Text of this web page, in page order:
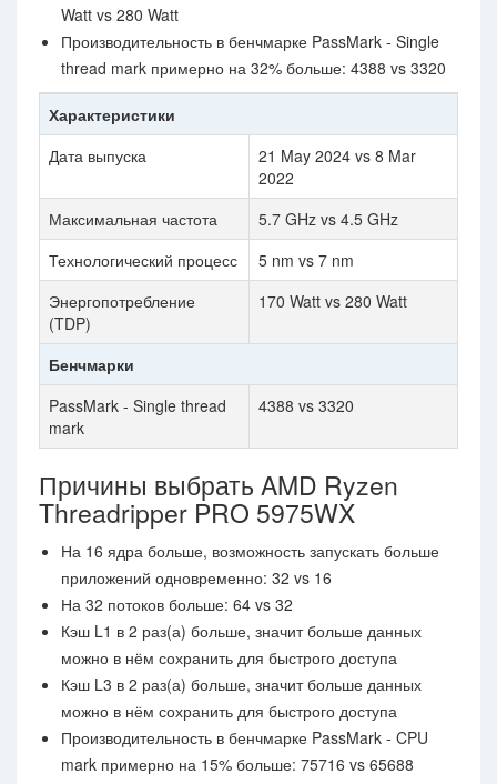
Watt vs 280 Watt
Производительность в бенчмарке PassMark - Single
thread mark примерно на 32% больше: 4388 vs 3320
Характеристики
Дата выпуска
21 May 2024 vs 8 Mar
2022
Максимальная частота
5.7 GHz vs 4.5 GHz
Технологический процесс
5 nm vs 7 nm
Энергопотребление
(TDP)
170 Watt vs 280 Watt
Бенчмарки
PassMark - Single thread
mark
4388 vs 3320
Причины выбрать AMD Ryzen
Threadripper PRO 5975WX
На 16 ядра больше, возможность запускать больше
приложений одновременно: 32 vs 16
На 32 потоков больше: 64 vs 32
Кэш L1 в 2 раз(а) больше, значит больше данных
можно в нём сохранить для быстрого доступа
Кэш L3 в 2 раз(а) больше, значит больше данных
можно в нём сохранить для быстрого доступа
Производительность в бенчмарке PassMark - CPU
mark примерно на 15% больше: 75716 vs 65688